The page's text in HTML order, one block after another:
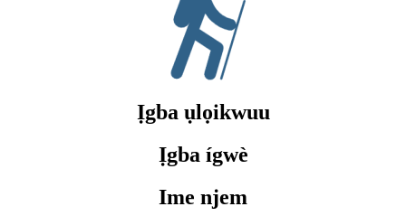
Ịgba ụlọikwuu
Ịgba ígwè
Ime njem